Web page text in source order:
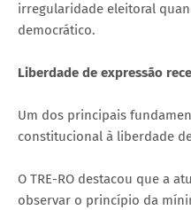
irregularidade eleitoral
democrático.
Liberdade de expressão
Um dos principais
constitucional à liberdade
O TRE-RO destacou que a
observar o princípio da